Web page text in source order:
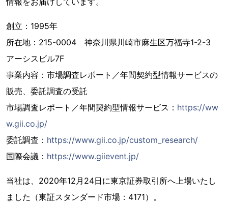
創立：1995年
所在地：215-0004 神奈川県川崎市麻生区万福寺1-2-3
アーシスビル7F
事業内容：市場調査レポート／年間契約型情報サービスの
販売、委託調査の受託
市場調査レポート／年間契約型情報サービス： https://ww
w.gii.co.jp/
委託調査： https://www.gii.co.jp/custom_research/
国際会議： https://www.giievent.jp/
当社は、2020年12月24日に東京証券取引所へ上場いたし
ました（東証スタンダード市場：4171）。